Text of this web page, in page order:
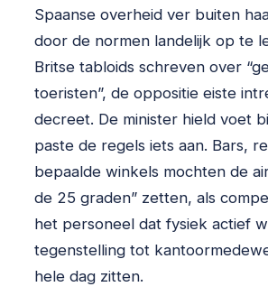
Spaanse overheid ver buiten
door de normen landelijk op te
Britse tabloids schreven over
toeristen”, de oppositie eiste
decreet. De minister hield voet
paste de regels iets aan. Bars,
bepaalde winkels mochten de
de 25 graden” zetten, als
het personeel dat fysiek actief
tegenstelling tot
hele dag zitten.